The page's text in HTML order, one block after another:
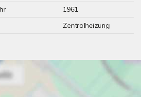
1961
Zentralheizung